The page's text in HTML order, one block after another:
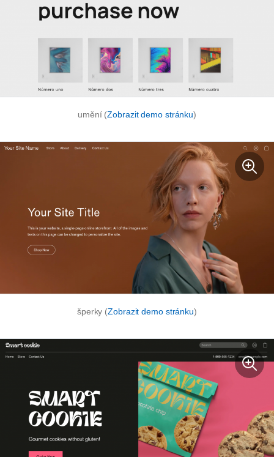
umění (Zobrazit demo stránku)
šperky (Zobrazit demo stránku)